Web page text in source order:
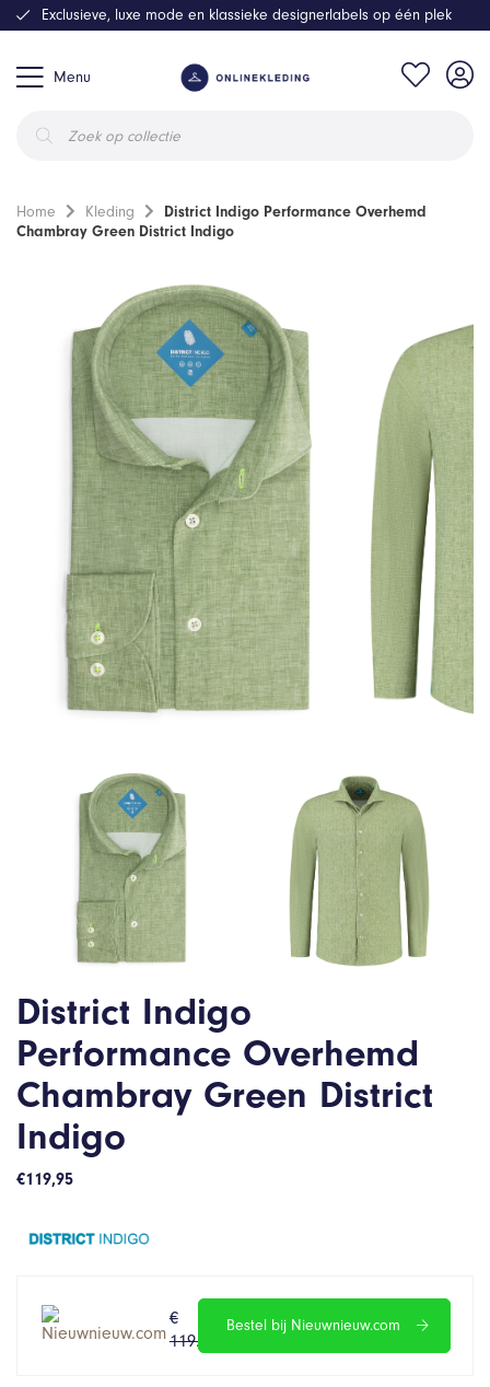
Menu
zoeken
Exclusieve, luxe mode en klassieke designerlabels op één plek
Home Kleding
District Indigo Performance Overhemd
Chambray Green District Indigo
District Indigo
Performance Overhemd
Chambray Green District
Indigo
€119,95
€
119.95
€
Bestel bij Nieuwnieuw.com